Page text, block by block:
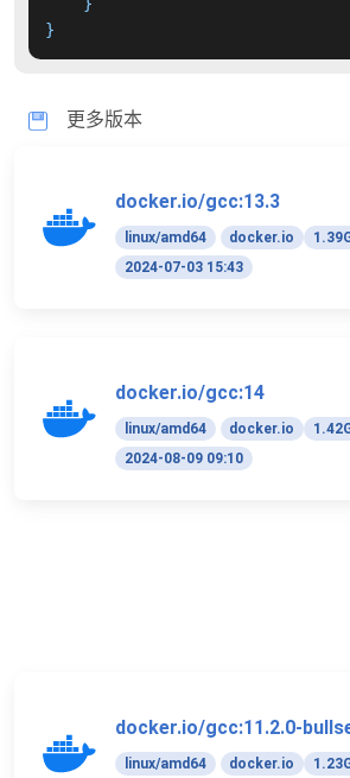
}
更多版本
docker.io/gcc:13.3
linux/amd64 docker.io
2024-07-03 15:43
docker.io/gcc:14
linux/amd64 docker.io
2024-08-09 09:10
docker.io/gcc:11.2.0-
linux/amd64 docker.io